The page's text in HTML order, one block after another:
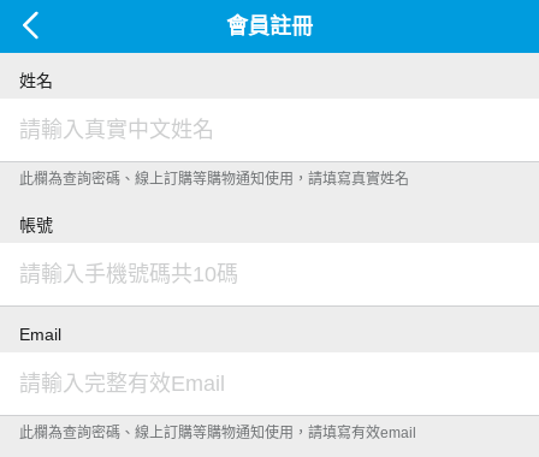
會員註冊
姓名
此欄為查詢密碼、線上訂購等購物通知使用，請填寫真實姓名
帳號
Email
此欄為查詢密碼、線上訂購等購物通知使用，請填寫有效email